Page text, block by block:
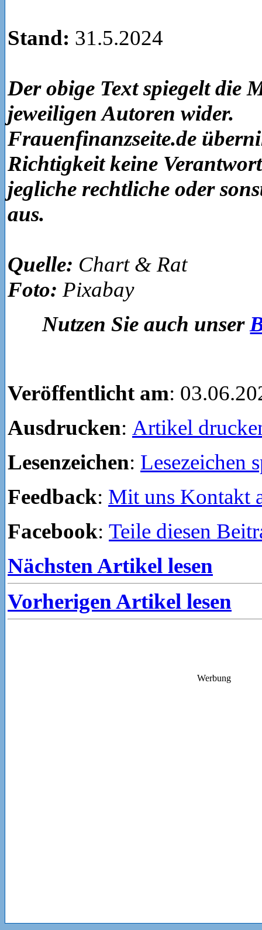
Stand: 31.5.2024
Der obige Text spiegelt die
jeweiligen Autoren wider.
Frauenfinanzseite.de
Richtigkeit keine
jegliche rechtliche oder
aus.
Quelle: Chart & Rat
Foto: Pixabay
Nutzen Sie auch unser
Veröffentlicht am:
Ausdrucken: Artikel
Lesenzeichen: Lesezeichen
Feedback: Mit uns Kontakt
Facebook: Teile diesen
Nächsten Artikel lesen
Vorherigen Artikel lesen
Werbung